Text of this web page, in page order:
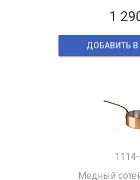
1
ДОБАВИТЬ
Медный